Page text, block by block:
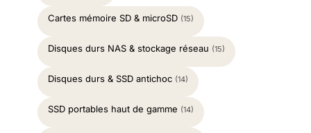
Cartes mémoire SD & microSD (15)
Disques durs NAS & stockage réseau (15)
Disques durs & SSD antichoc (14)
SSD portables haut de gamme (14)